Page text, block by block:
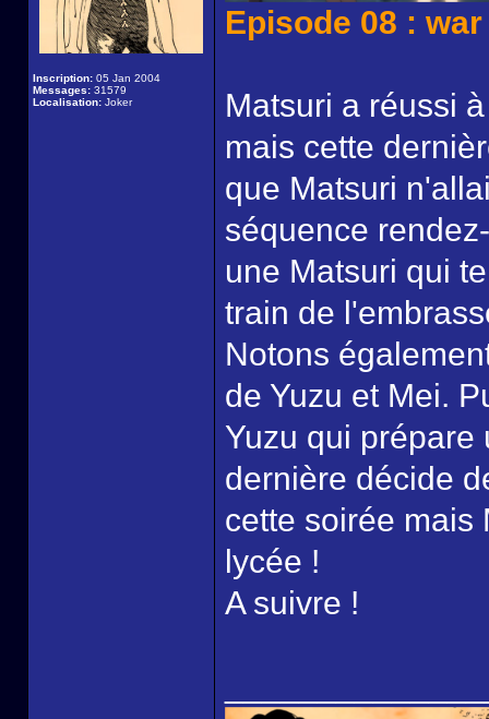
Inscription: 05 Jan 2004
Messages: 31579
Localisation: Joker
Episode 08 :
Matsuri a réussi
mais cette
que Matsuri
séquence
une Matsuri qui
train de
Notons
de Yuzu et Mei.
Yuzu qui prépare
dernière décide
cette soirée mais
lycée !
A suivre !